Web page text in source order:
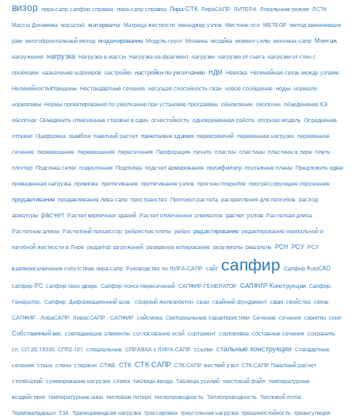
визор лира-сапр сапфир справка лира-сапр справка Лира-СТК ЛираСАПР ЛИТЕРА Локальным режим ЛСТК
Массы Динамика масштаб материалы Матрица жесткости менеджер узлов Местные оси МЕТЕОР метод заменяющих
рам многофронтальный метод моделирование Модуль-грунт Мозаика мозайка момент силы мономах-сапр Монтаж
нагружения нагрузка Нагрузка в массы Нагрузка на фрагмент нагрузки нагрузки от снега нагрузки от стен с
проёмами назначение шарниров настройки настройки по умолчанию НДМ Невязка Нелинейная связь между узлами
Нелинейность#трещины Нестандартные сечения несущая способность сваи новое сообщение ноды нормали
нормативы Нормы проектирования по умолчанию при установке программы обновление оболочки объединение КЭ
оболочек Объединить отмеченные стержни в один огнестойкость одновременная работа опорная модель Осреднение
оттяжки Оцифровка ошибки пакетный расчет панельные здания перевіряючий переменная нагрузка переменное
сечение перемещение перемещения пересечения Перфорация печать пластин пластины пластины в лире плеть
плоттер Подгонка сетки подколонник Подложка подсчет армирования полифильтр поэтажные планы Предложить идею
приведенная нагрузка привязка притягивание притягивание узлов прогоны покрытия прогрессирующее обрушение
продавливание продавливание лира сапр пространство Протокол расчета раскрепления для прогибов расход
арматуры расчет Расчет кирпичных зданий Расчет отмеченных элементов расчет узлов Расчетная длина
Расчетные длины Расчетный процессор ребристые плиты ребро редактирование редактирование нормальной и
изгибной жесткости в Лире редактор загружений резервное копирование результаты решатель РСН РСУ РСУ
взаимоисключения сопутствие лира-сапр Руководство по ЛИРА-САПР сайт сапфир Сапфир AutoCAD
сапфир IFC сапфир окно дверь Сапфир поиск пересечений САПФИР-ГЕНЕРАТОР САПФИР-Конструкции Сапфир.
Генератор. Сапфир. Деформационный шов. сборный железобетон сваи свайный фундамент свая свойства связь
САПФИР - ЛираСАПР. ЛирасСАПР - САПФИР сейсмика Секториальные характеристики Сечение сечения скрипты снип
Собственный вес совпадающие элементы согласование осей сортамент сортировка составные сечения сохранить
сп СП 20.13330 СП52-101 специальные СПРАВКА к ЛИРА-САПР ссылки стальные конструкции Стандартные
сечения стена стены стержни СТЖБ СТК СТК-САПР СТК-САПР жесткий узел СТК-САПР Пакетный расчет
столбчатый суммирование нагрузок схема таблицы ввода Таблицы усилий текстовый файл температурные
воздействия температурные швы тепловые потери теплопроводность Теплопроводность. Тепловой поток.
Термовкладыши ТЗА Трапециевидная нагрузка трассировка треугольная нагрузка трещиностойкость триангуляция